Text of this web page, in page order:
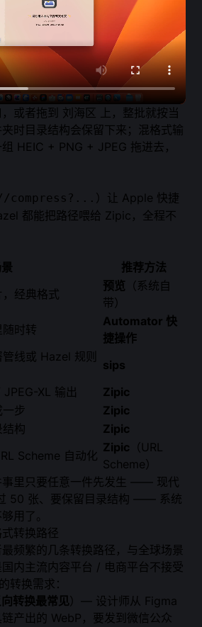
或者拖到 刘海区 上，整批就按当
时目录结构会保留下来；混格式输
HEIC + PNG + JPEG 拖进去，
）让 Apple 快捷
都能把路径喂给 Zipic，全程不
推荐方法
经典格式
预览 （系统自
带）
时转
Automator 快
捷操作
线或 Hazel 规则
sips
XL 输出
Zipic
步
Zipic
构
Zipic
Scheme 自动化
Zipic （URL
Scheme）
事里只要任意一件先发生 —— 现代
50 张、要保留目录结构 —— 系统
用了。
转换路径
频繁的几条转换路径，与全球场景
内主流内容平台 / 电商平台不接受
转换需求：
向转换最常见）— 设计师从 Figma
产出的 WebP，要发到微信公众